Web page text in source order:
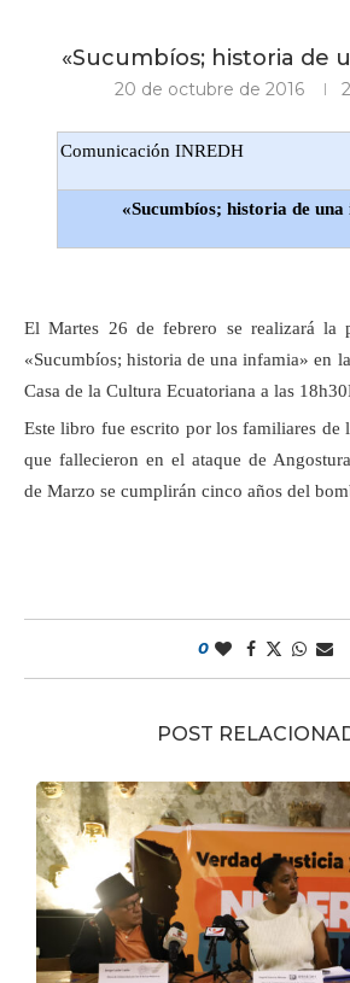
«Sucumbíos; historia de
20 de octubre de 2016
Comunicación INREDH
«Sucumbíos; historia de
El Martes 26 de febrero se realizará la
«Sucumbíos; historia de una infamia» en
Casa de la Cultura Ecuatoriana a las
Este libro fue escrito por los familiares de
que fallecieron en el ataque de
de Marzo se cumplirán cinco años del
0
POST